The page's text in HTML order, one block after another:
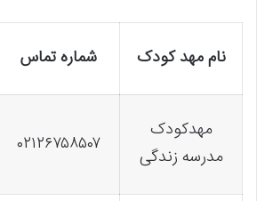
نام مهد کودک شماره تماس
مهدکودک
مدرسه زندگی
٠۲۱۲۶۷۵۸۵٠۷